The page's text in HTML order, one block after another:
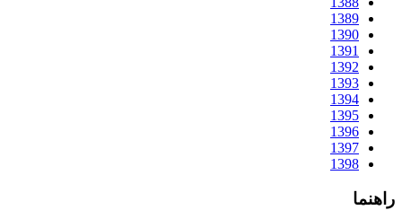
1389
1390
1391
1392
1393
1394
1395
1396
1397
1398
راهنما